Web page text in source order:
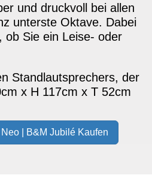
und druckvoll bei allen
unterste Oktave. Dabei
ob Sie ein Leise- oder
Standlautsprechers, der
x H 117cm x T 52cm
| B&M Jubilé Kaufen